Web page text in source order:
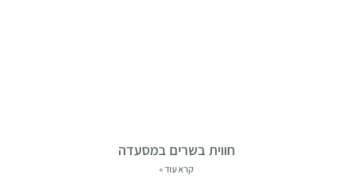
חווית בשרים במסעדה
קרא עוד »